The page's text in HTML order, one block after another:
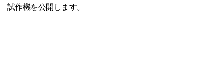
試作機を公開します。